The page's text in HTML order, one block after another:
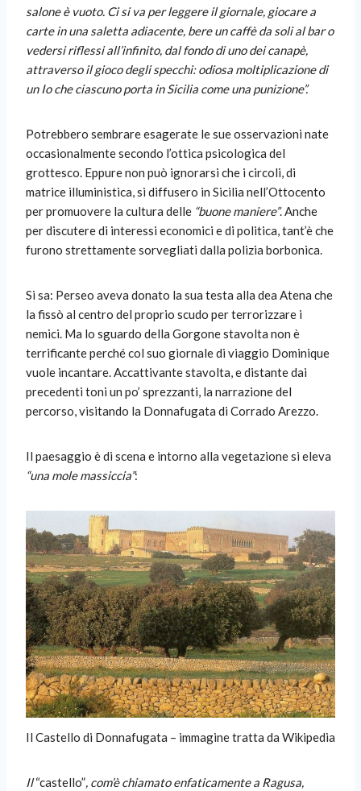
salone è vuoto. Ci si va per leggere il giornale, giocare a
carte in una saletta adiacente, bere un caffè da soli al bar o
vedersi riflessi all’infinito, dal fondo di uno dei canapè,
attraverso il gioco degli specchi: odiosa moltiplicazione di
un Io che ciascuno porta in Sicilia come una punizione”.
Potrebbero sembrare esagerate le sue osservazioni nate
occasionalmente secondo l’ottica psicologica del
grottesco. Eppure non può ignorarsi che i circoli, di
matrice illuministica, si diffusero in Sicilia nell’Ottocento
per promuovere la cultura delle “buone maniere”. Anche
per discutere di interessi economici e di politica, tant’è che
furono strettamente sorvegliati dalla polizia borbonica.
Si sa: Perseo aveva donato la sua testa alla dea Atena che
la fissò al centro del proprio scudo per terrorizzare i
nemici. Ma lo sguardo della Gorgone stavolta non è
terrificante perché col suo giornale di viaggio Dominique
vuole incantare. Accattivante stavolta, e distante dai
precedenti toni un po’ sprezzanti, la narrazione del
percorso, visitando la Donnafugata di Corrado Arezzo.
Il paesaggio è di scena e intorno alla vegetazione si eleva
“una mole massiccia”:
Il Castello di Donnafugata – immagine tratta da Wikipedia
Il“castello”, com’è chiamato enfaticamente a Ragusa,